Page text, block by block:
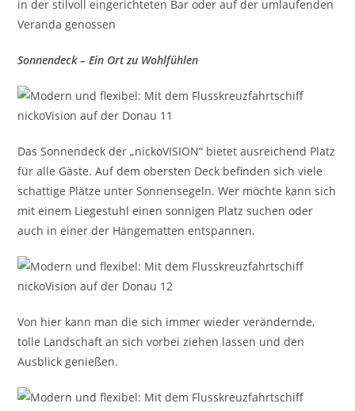
in der stilvoll eingerichteten Bar oder auf der umlaufenden
Veranda genossen
Sonnendeck – Ein Ort zu Wohlfühlen
Das Sonnendeck der „nickoVISION“ bietet ausreichend Platz
für alle Gäste. Auf dem obersten Deck befinden sich viele
schattige Plätze unter Sonnensegeln. Wer möchte kann sich
mit einem Liegestuhl einen sonnigen Platz suchen oder
auch in einer der Hängematten entspannen.
Von hier kann man die sich immer wieder verändernde,
tolle Landschaft an sich vorbei ziehen lassen und den
Ausblick genießen.